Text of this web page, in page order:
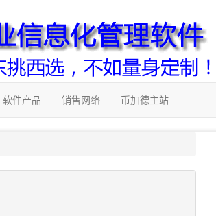
软件产品 销售网络 币加德主站